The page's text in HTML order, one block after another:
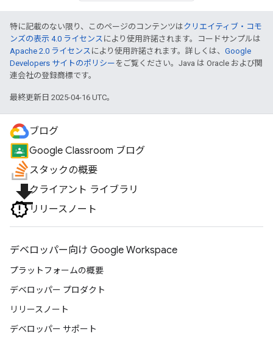
特に記載のない限り、このページのコンテンツはクリエイティブ・コモ
ンズの表示 4.0 ライセンス により使用許諾されます。コードサンプルは
Apache 2.0 ライセンス により使用許諾されます。詳しくは、 Google
Developers サイトのポリシー をご覧ください。Java は Oracle および関
連会社の登録商標です。
最終更新日 2025-04-16 UTC。
ブログ
Google Classroom ブログ
スタックの概要
file_downloadクライアント ライブラリ
リリースノート
デベロッパー向け Google Workspace
プラットフォームの概要
デベロッパー プロダクト
リリースノート
デベロッパー サポート